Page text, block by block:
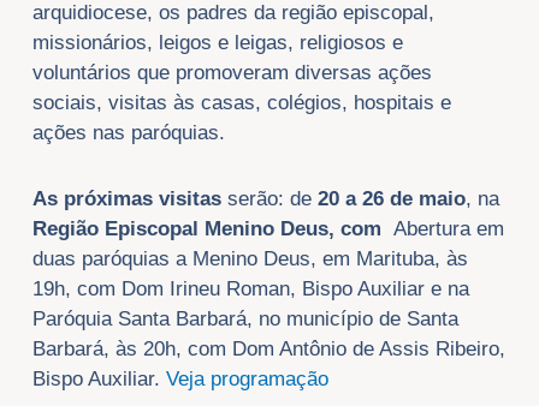
arquidiocese, os padres da região episcopal,
missionários, leigos e leigas, religiosos e
voluntários que promoveram diversas ações
sociais, visitas às casas, colégios, hospitais e
ações nas paróquias.
As próximas visitasserão: de 20 a 26 de maio, na
Região Episcopal Menino Deus, com Abertura em
duas paróquias a Menino Deus, em Marituba, às
19h, com Dom Irineu Roman, Bispo Auxiliar e na
Paróquia Santa Barbará, no município de Santa
Barbará, às 20h, com Dom Antônio de Assis Ribeiro,
Bispo Auxiliar. Veja programação